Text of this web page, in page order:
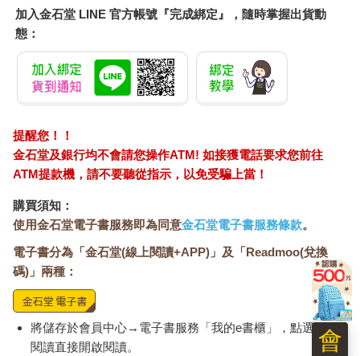
加入金石堂 LINE 官方帳號『完成綁定』，隨時掌握出貨動
態：
提醒您！！
金石堂及銀行均不會請您操作ATM! 如接獲電話要求您前往
ATM提款機，請不要聽從指示，以免受騙上當！
購買須知：
使用金石堂電子書服務即為同意金石堂電子書服務條款。
電子書分為「金石堂(線上閱讀+APP)」及「Readmoo(兌換
碼)」兩種：
將儲存於會員中心→電子書服務「我的e書櫃」，點選線上
閱讀直接開啟閱讀。
會